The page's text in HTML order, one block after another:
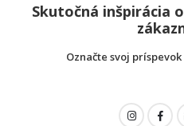
Skutočná inšpirácia
Označte svoj